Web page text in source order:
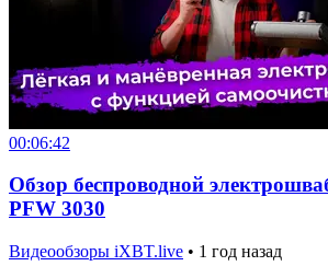
00:06:42
Обзор беспроводной
PFW 3030
Видеообзоры iXBT.live • 1 год назад